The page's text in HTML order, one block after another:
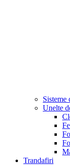
Sisteme
Unelte
Trandafiri